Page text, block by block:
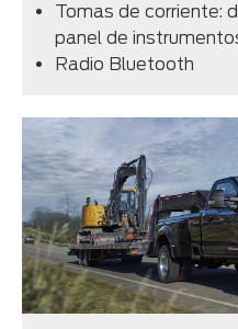
Tomas de corriente:
panel de
Radio Bluetooth